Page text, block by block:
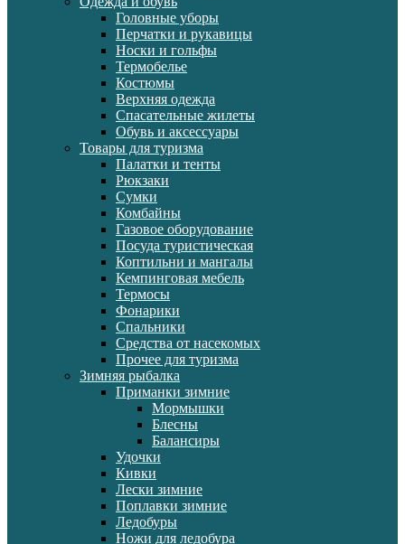
Головные уборы
Перчатки и рукавицы
Носки и гольфы
Термобелье
Костюмы
Верхняя одежда
Спасательные жилеты
Обувь и аксессуары
Товары для туризма
Палатки и тенты
Рюкзаки
Сумки
Комбайны
Газовое оборудование
Посуда туристическая
Коптильни и мангалы
Кемпинговая мебель
Термосы
Фонарики
Спальники
Средства от насекомых
Прочее для туризма
Зимняя рыбалка
Приманки зимние
Мормышки
Блесны
Балансиры
Удочки
Кивки
Лески зимние
Поплавки зимние
Ледобуры
Ножи для ледобура